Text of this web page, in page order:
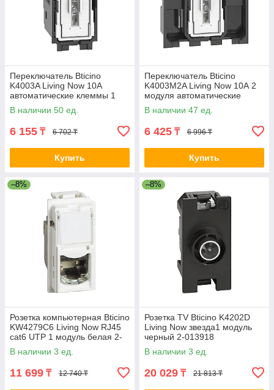
Переключатель Bticino
K4003A Living Now 10А
автоматические клеммы 1
модуль 2-012964
В наличии 50 ед.
6 155 ₸ 6 702 ₸
Купить
Переключатель Bticino
K4003M2A Living Now 10А 2
модуля автоматические
клеммы 2-012969
В наличии 47 ед.
6 425 ₸ 6 996 ₸
Купить
–8%
Розетка компьютерная Bticino
KW4279C6 Living Now RJ45
cat6 UTP 1 модуль белая 2-
013915
В наличии 3 ед.
11 699 ₸ 12 740 ₸
–8%
Розетка TV Bticino K4202D
Living Now звезда1 модуль
черный 2-013918
В наличии 3 ед.
20 029 ₸ 21 813 ₸